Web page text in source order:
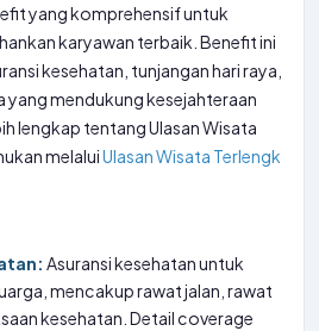
yang komprehensif untuk
karyawan terbaik. Benefit ini
kesehatan, tunjangan hari raya,
yang mendukung kesejahteraan
lengkap tentang Ulasan Wisata
melaluiUlasan Wisata Terlengk
Asuransi kesehatan untuk
mencakup rawat jalan, rawat
kesehatan. Detail coverage